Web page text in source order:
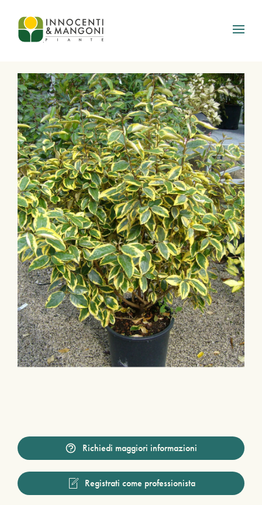
Skip to main content
Richiedi maggiori informazioni
Registrati come professionista